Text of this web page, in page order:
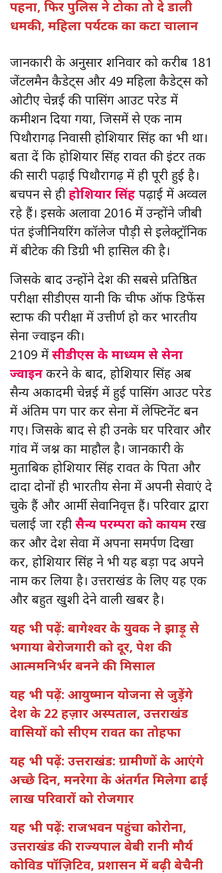
पहना, फिर पुलिस ने टोका तो दे डाली
धमकी, महिला पर्यटक का कटा चालान
जानकारी के अनुसार शनिवार को करीब 181
जेंटलमैन कैडेट्स और 49 महिला कैडेट्स को
ओटीए चेन्नई की पासिंग आउट परेड में
कमीशन दिया गया, जिसमें से एक नाम
पिथौरागढ़ निवासी होशियार सिंह का भी था।
बता दें कि होशियार सिंह रावत की इंटर तक
की सारी पढ़ाई पिथौरागढ़ में ही पूरी हुई है।
बचपन से हीहोशियार सिंहपढ़ाई में अव्वल
रहे हैं। इसके अलावा 2016 में उन्होंने जीबी
पंत इंजीनियरिंग कॉलेज पौड़ी से इलेक्ट्रॉनिक
में बीटेक की डिग्री भी हासिल की है।
जिसके बाद उन्होंने देश की सबसे प्रतिष्ठित
परीक्षा सीडीएस यानी कि चीफ ऑफ डिफेंस
स्टाफ की परीक्षा में उत्तीर्ण हो कर भारतीय
सेना ज्वाइन की।
2109 में सीडीएस के माध्यम से सेना
ज्वाइनकरने के बाद, होशियार सिंह अब
सैन्य अकादमी चेन्नई में हुई पासिंग आउट परेड
में अंतिम पग पार कर सेना में लेफ्टिनेंट बन
गए। जिसके बाद से ही उनके घर परिवार और
गांव में जश्न का माहौल है। जानकारी के
मुताबिक होशियार सिंह रावत के पिता और
दादा दोनों ही भारतीय सेना में अपनी सेवाएं दे
चुके हैं और आर्मी सेवानिवृत्त हैं। परिवार द्वारा
चलाई जा रही सैन्य परम्परा को कायम रख
कर और देश सेवा में अपना समर्पण दिखा
कर, होशियार सिंह ने भी यह बड़ा पद अपने
नाम कर लिया है। उत्तराखंड के लिए यह एक
और बहुत खुशी देने वाली खबर है।
यह भी पढ़ें: बागेश्वर के युवक ने झाड़ू से
भगाया बेरोजगारी को दूर, पेश की
आत्ममनिर्भर बनने की मिसाल
यह भी पढ़ें: आयुष्मान योजना से जुड़ेंगे
देश के 22 हज़ार अस्पताल, उत्तराखंड
वासियों को सीएम रावत का तोहफा
यह भी पढ़ें: उत्तराखंड: ग्रामीणों के आएंगे
अच्छे दिन, मनरेगा के अंतर्गत मिलेगा ढाई
लाख परिवारों को रोजगार
यह भी पढ़ें: राजभवन पहुंचा कोरोना,
उत्तराखंड की राज्यपाल बेबी रानी मौर्य
कोविड पॉज़िटिव, प्रशासन में बढ़ी बेचैनी